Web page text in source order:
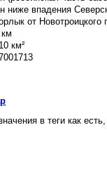
ниже впадения
от Новотроицкого
км²
в теги как